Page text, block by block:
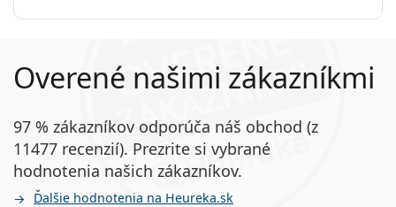
Overené našimi zákazníkmi
97 % zákazníkov odporúča náš obchod (z
11477 recenzií). Prezrite si vybrané
hodnotenia našich zákazníkov.
Ďalšie hodnotenia na Heureka.sk